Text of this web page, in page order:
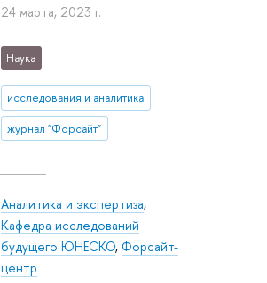
24 марта, 2023 г.
Наука
исследования и аналитика
журнал "Форсайт"
Аналитика и экспертиза,
Кафедра исследований
будущего ЮНЕСКО,Форсайт-
центр